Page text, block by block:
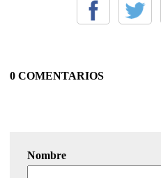
0 COMENTARIOS
Nombre